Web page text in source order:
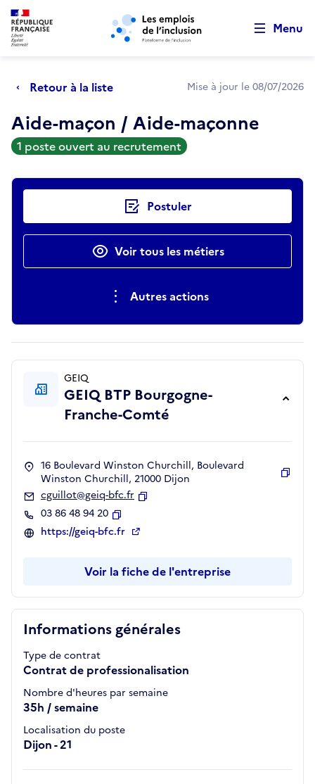
Aller au menu principal Aller au contenu principal
Menu
Retour à la liste Mise à jour le 08/07/2026
Aide-maçon / Aide-maçonne
1 poste ouvert au recrutement
Actions rapides Postuler
Voir tous les métiers
Autres actions
Informations générales
Type de contrat
Contrat de professionalisation
Nombre d'heures par semaine
35h / semaine
Localisation du poste
Dijon - 21
GEIQ
GEIQ BTP Bourgogne-
Franche-Comté
16 Boulevard Winston Churchill, Boulevard
Winston Churchill, 21000 Dijon
cguillot@geiq-bfc.fr
03 86 48 94 20
Copier
https://geiq-bfc.fr
Voir la fiche de l'entreprise
Retour au début de la page
Panneau de gestion des cookies